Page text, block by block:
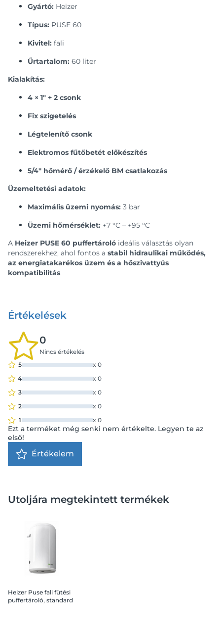
Gyártó: Heizer
Típus: PUSE 60
Kivitel: fali
Űrtartalom: 60 liter
Kialakítás:
4 × 1" + 2 csonk
Fix szigetelés
Légtelenítő csonk
Elektromos fűtőbetét előkészítés
5/4" hőmérő / érzékelő BM csatlakozás
Üzemeltetési adatok:
Maximális üzemi nyomás: 3 bar
Üzemi hőmérséklet: +7 °C – +95 °C
A Heizer PUSE 60 puffertároló ideális választás olyan
rendszerekhez, ahol fontos a stabil hidraulikai működés,
az energiatakarékos üzem és a hőszivattyús
kompatibilitás.
Értékelések
0
Nincs értékelés
5
x 0
4
x 0
3
x 0
2
x 0
1
x 0
Ezt a terméket még senki nem értékelte. Legyen te az
első!
Értékelem
Utoljára megtekintett termékek
Heizer Puse fali fütési
puffertároló, standard